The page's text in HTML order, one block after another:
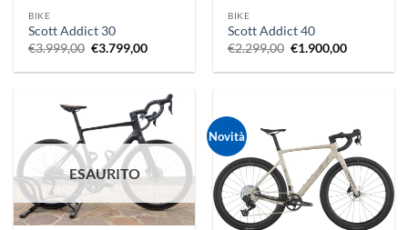
BIKE
Scott Addict 30
€3.999,00 Il
originale
€3.799,00Il
attuale
€3.799,00.
BIKE
Scott Addict 40
€2.299,00 Il
originale
€1.900,00Il
attuale
ESAURITO
Novità